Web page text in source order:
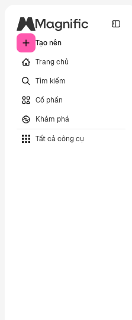
Tạo nên
Trang chủ
Tìm kiếm
Cổ phần
Khám phá
Tất cả công cụ